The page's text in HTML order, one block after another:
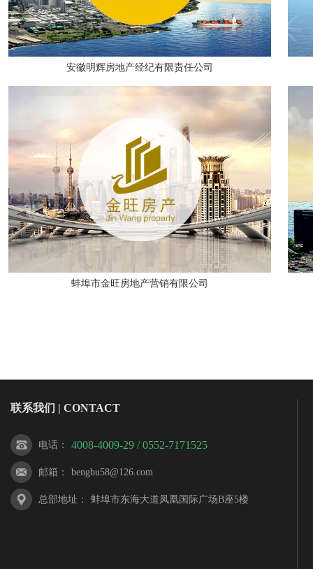
安徽明辉房地产经纪有限责任公司
蚌埠市金旺房地产营销有限公司
联系我们 | CONTACT
电话 ： 4008-4009-29 / 0552-7171525
邮箱 ： bengbu58@126.com
总部地址 ： 蚌埠市东海大道凤凰国际广场B座5楼